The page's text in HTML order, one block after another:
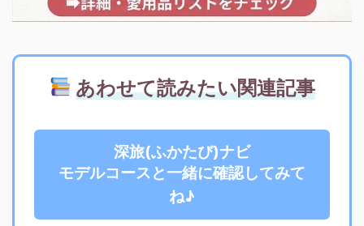
あわせて読みたい関連記事
深旅(ふかたび)ナビ
モデルコースと一緒に確認してみて
ね♪